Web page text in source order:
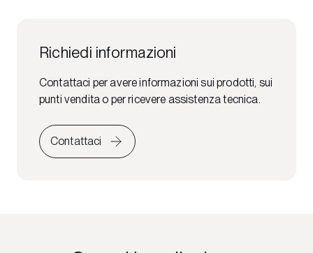
Richiedi informazioni
Contattaci per avere informazioni sui prodotti, sui
punti vendita o per ricevere assistenza tecnica.
Contattaci